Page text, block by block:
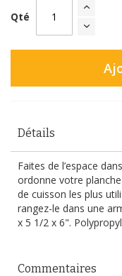
Qté
Détails
Faites de l’espace
ordonne votre
de cuisson les plus
rangez-le dans une
x 5 1/2 x 6".
Commentaires